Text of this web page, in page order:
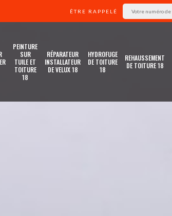
ÊTRE RAPPELÉ
PEINTURE
SUR
TUILE ET
TOITURE
18
RÉPARATEUR
INSTALLATEUR
DE VELUX 18
HYDROFUGE
DE TOITURE
18
REHAUSSEMENT
DE TOITURE 18